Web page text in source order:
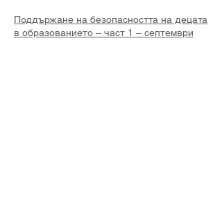
Поддържане на безопасността на децата
в образованието – част 1 – септември